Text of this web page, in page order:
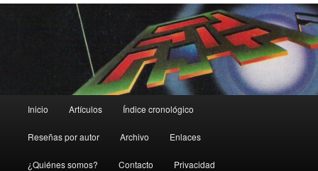
principal
Inicio Artículos Índice cronológico
Reseñas por autor Archivo Enlaces
¿Quiénes somos? Contacto Privacidad